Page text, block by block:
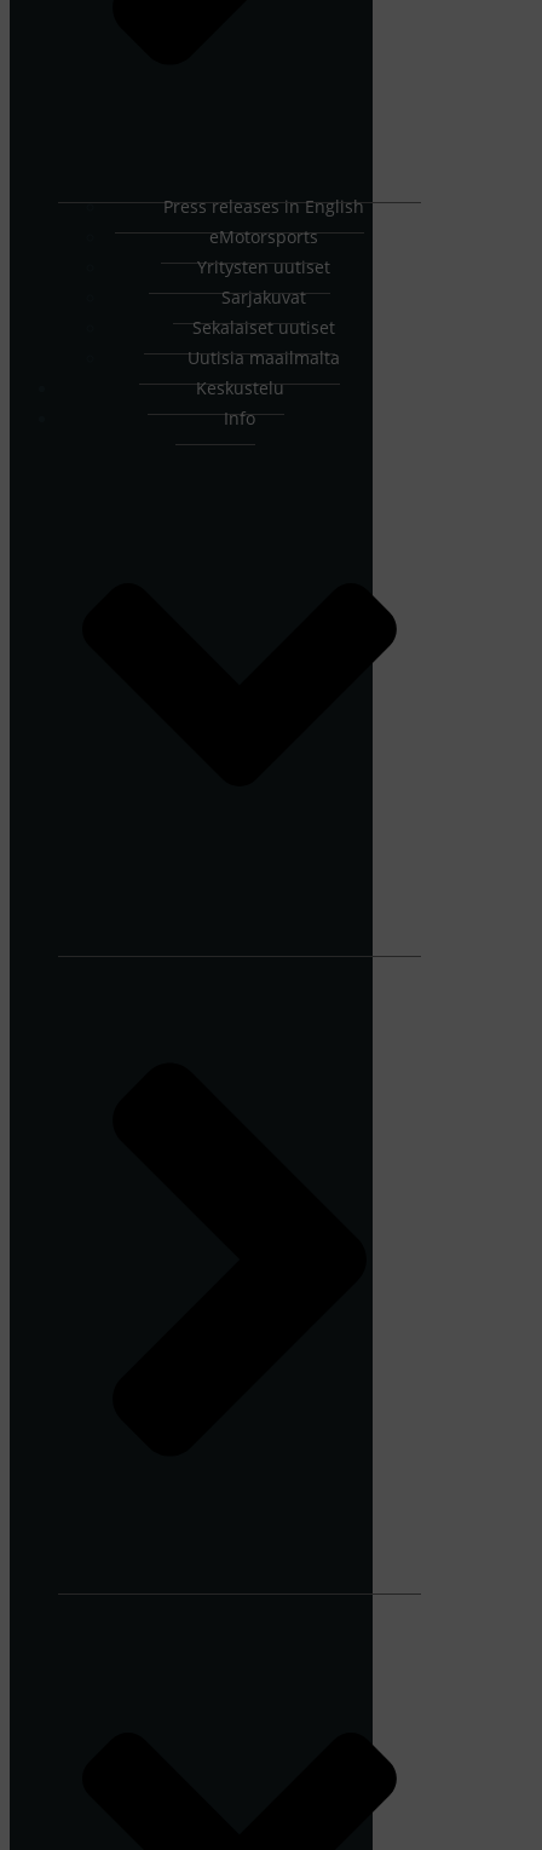
Press releases in English
eMotorsports
Yritysten uutiset
Sarjakuvat
Sekalaiset uutiset
Uutisia maailmalta
Keskustelu
Info